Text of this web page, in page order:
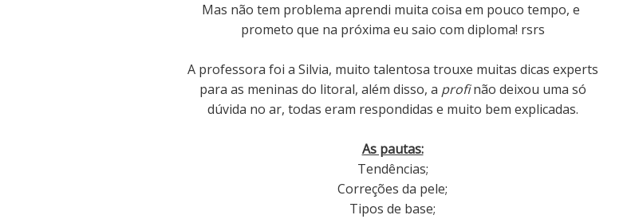
Mas não tem problema aprendi muita coisa em pouco tempo, e
prometo que na próxima eu saio com diploma! rsrs
A professora foi a Silvia, muito talentosa trouxe muitas dicas experts
para as meninas do litoral, além disso, a profinão deixou uma só
dúvida no ar, todas eram respondidas e muito bem explicadas.
As pautas:
Tendências;
Correções da pele;
Tipos de base;